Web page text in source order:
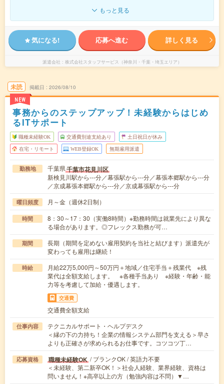
もっと見る
気になる! 応募へ進む 詳しく見る
派遣会社 株式会社スタッフサービス（神奈川・千葉・埼玉エリア）
未読
NEW
掲載日 2026/08/10
事務からのステップアップ！未経験からはじめ
るITサポート
職種未経験OK 交通費別途支給あり 土日祝日が休み
在宅・リモート WEB登録OK 無期雇用派遣
勤務地 千葉県千葉市花見川区
新検見川駅から---分／幕張駅から---分／幕張本郷駅から---分
／京成幕張本郷駅から---分／京成幕張駅から---分
曜日頻度 月～金（週休2日制）
時間
8：30～17：30（実働8時間）※勤務時間は就業先により異な
る場合があります。◎フレックス勤務が可…
期間
長期（期間を定めない雇用契約を当社と結びます）派遣先が
変わっても雇用は継続！
時給
月給22万5,000円～50万円＋地域／住宅手当＋残業代 ※残
業代は全額支給します。 ※各種手当あり ※経験・年齢・能
力等を考慮して加給・優遇します。
交通費
交通費全額支給
仕事内容
テクニカルサポート・ヘルプデスク
＜縁の下の力持ち！企業の情報システム部門を支える＞早さ
よりも正確さが求められるお仕事です。コツコツ丁…
応募資格 職種未経験OK / ブランクOK / 英語力不要
＜未経験、第二新卒OK！＞社会人経験、業界経験、資格は
問いません！※高卒以上の方（勉強内容は不問）▼…